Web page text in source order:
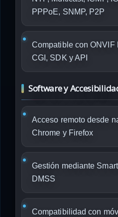
PPPoE, SNMP, P2P
Compatible con ONVIF
CGI, SDK y API
Software y
Acceso remoto desde
Chrome y Firefox
Gestión mediante
DMSS
Compatibilidad con